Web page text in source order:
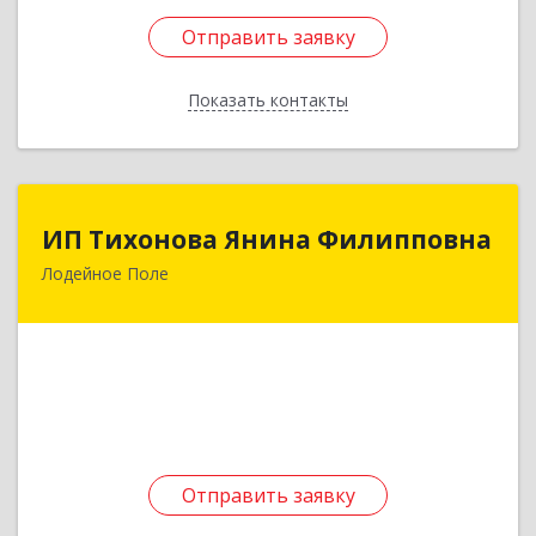
Отправить заявку
Показать контакты
Отправить заявку
Назад
ИП Тихонова Янина Филипповна
Лодейное Поле
Отправить заявку
187700, Ленинградская обл, Лодейнопольский
Отправить заявку